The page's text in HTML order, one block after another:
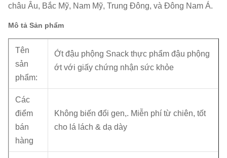
châu Âu, Bắc Mỹ, Nam Mỹ, Trung Đông, và Đông Nam Á.
Mô tả Sản phẩm
Tên
sản
phẩm:
Ớt đậu phộng Snack thực phẩm đậu phộng
ớt với giấy chứng nhận sức khỏe
Các
điểm
bán
hàng
Không biến đổi gen,. Miễn phí từ chiên, tốt
cho lá lách & dạ dày